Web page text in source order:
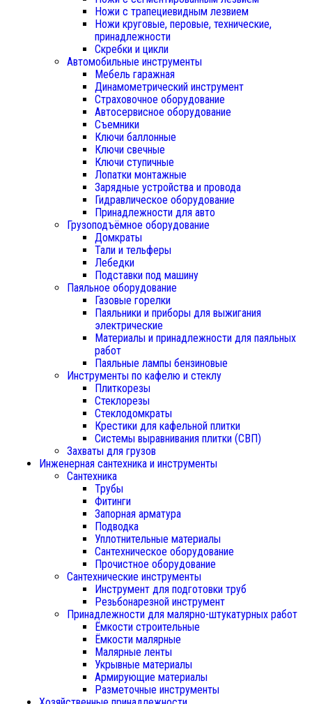
Ножи с трапециевидным лезвием
Ножи круговые, перовые, технические,
принадлежности
Скребки и цикли
Автомобильные инструменты
Мебель гаражная
Динамометрический инструмент
Страховочное оборудование
Автосервисное оборудование
Съемники
Ключи баллонные
Ключи свечные
Ключи ступичные
Лопатки монтажные
Зарядные устройства и провода
Гидравлическое оборудование
Принадлежности для авто
Грузоподъёмное оборудование
Домкраты
Тали и тельферы
Лебедки
Подставки под машину
Паяльное оборудование
Газовые горелки
Паяльники и приборы для выжигания
электрические
Материалы и принадлежности для паяльных
работ
Паяльные лампы бензиновые
Инструменты по кафелю и стеклу
Плиткорезы
Стеклорезы
Стеклодомкраты
Крестики для кафельной плитки
Системы выравнивания плитки (СВП)
Захваты для грузов
Инженерная сантехника и инструменты
Сантехника
Трубы
Фитинги
Запорная арматура
Подводка
Уплотнительные материалы
Сантехническое оборудование
Прочистное оборудование
Сантехнические инструменты
Инструмент для подготовки труб
Резьбонарезной инструмент
Принадлежности для малярно-штукатурных работ
Ёмкости строительные
Ёмкости малярные
Малярные ленты
Укрывные материалы
Армирующие материалы
Разметочные инструменты